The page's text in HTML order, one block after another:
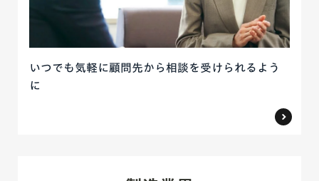
いつでも気軽に顧問先から相談を受けられるよう
に